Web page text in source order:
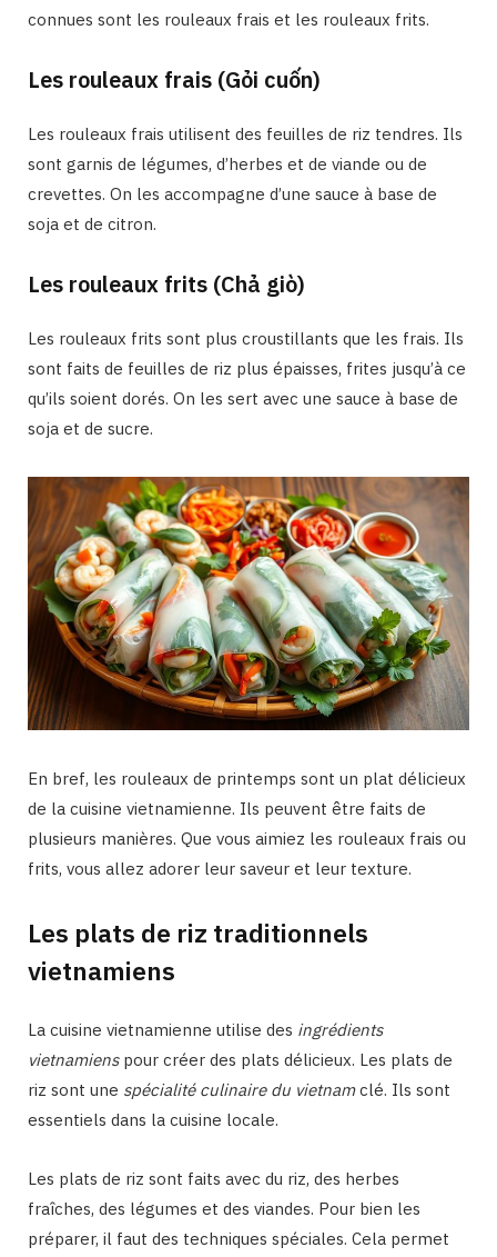
connues sont les rouleaux frais et les rouleaux frits.
Les rouleaux frais (Gỏi cuốn)
Les rouleaux frais utilisent des feuilles de riz tendres. Ils
sont garnis de légumes, d’herbes et de viande ou de
crevettes. On les accompagne d’une sauce à base de
soja et de citron.
Les rouleaux frits (Chả giò)
Les rouleaux frits sont plus croustillants que les frais. Ils
sont faits de feuilles de riz plus épaisses, frites jusqu’à ce
qu’ils soient dorés. On les sert avec une sauce à base de
soja et de sucre.
En bref, les rouleaux de printemps sont un plat délicieux
de la cuisine vietnamienne. Ils peuvent être faits de
plusieurs manières. Que vous aimiez les rouleaux frais ou
frits, vous allez adorer leur saveur et leur texture.
Les plats de riz traditionnels
vietnamiens
La cuisine vietnamienne utilise des ingrédients
vietnamienspour créer des plats délicieux. Les plats de
riz sont une spécialité culinaire du vietnamclé. Ils sont
essentiels dans la cuisine locale.
Les plats de riz sont faits avec du riz, des herbes
fraîches, des légumes et des viandes. Pour bien les
préparer, il faut des techniques spéciales. Cela permet